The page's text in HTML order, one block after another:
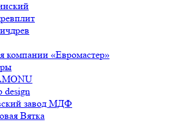
компании «Евромастер»
design
завод МДФ
Вятка